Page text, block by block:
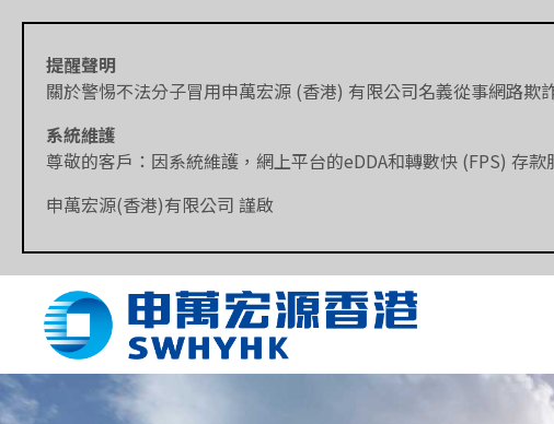
提醒聲明
關於警惕不法分子冒用申萬宏源 (香港) 有限公司名義從事網路欺
系統維護
尊敬的客戶：因系統維護，網上平台的eDDA和轉數快 (FPS) 存
申萬宏源(香港)有限公司 謹啟